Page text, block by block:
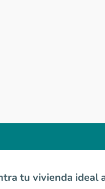
tu vivienda ideal